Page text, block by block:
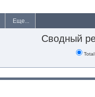
Еще...
Сводный
Total